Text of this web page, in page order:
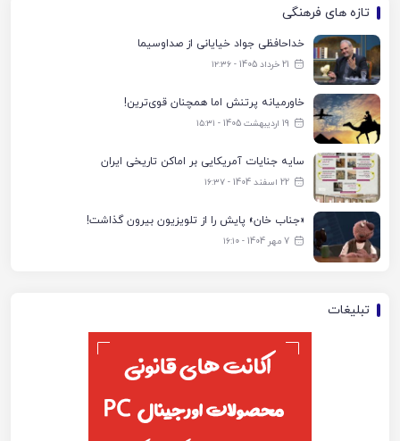
تازه های فرهنگی
خداحافظی جواد خیایانی از صداوسیما
21 خرداد 1405 - ۱۲:۳۶
خاورمیانه پرتنش اما همچنان قوی‌ترین!
19 اردیبهشت 1405 - ۱۵:۳۱
سایه جنایات آمریکایی بر اماکن تاریخی ایران
22 اسفند 1404 - ۱۶:۳۷
«جناب خان» پایش را از تلویزیون بیرون گذاشت!
7 مهر 1404 - ۱۶:۱۰
تبلیغات